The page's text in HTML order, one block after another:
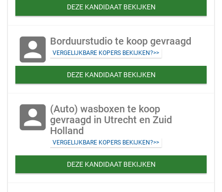
DEZE KANDIDAAT BEKIJKEN
account_box Borduurstudio te koop gevraagd
VERGELIJKBARE KOPERS BEKIJKEN?>>
DEZE KANDIDAAT BEKIJKEN
account_box (Auto) wasboxen te koop
gevraagd in Utrecht en Zuid
Holland
VERGELIJKBARE KOPERS BEKIJKEN?>>
DEZE KANDIDAAT BEKIJKEN